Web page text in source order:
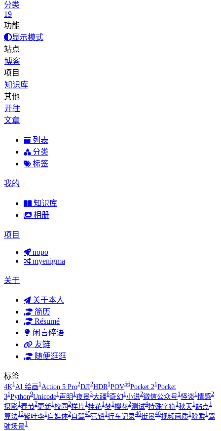
分类
19
功能
显示模式
站点
博客
项目
知识库
其他
开往
文章
列表
分类
标签
我的
知识库
相册
项目
nopo
myenigma
关于
关于本人
简历
Résumé
闲言碎语
友链
随便逛逛
标签
4K1AI 绘画1Action 5 Pro2DJI2HDR1POV56Pocket 21Pocket
31Python9Unicode1声明 1夜景3大疆6奇幻1小说2微信公众号1怪谈1情感2
摄影1春节2更新1校园2样片1桂花1梦1樱花2测试4特殊字符1秋天1站点1
算法12紫叶李1自媒体2自驾45营销1行车记录46街景46视频画质1阶乘1驾
驶场景1